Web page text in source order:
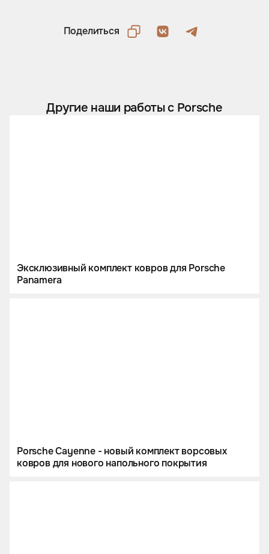
Поделиться
Другие наши работы с Porsche
Эксклюзивный комплект ковров для Porsche
Panamera
Porsche Cayenne - новый комплект ворсовых
ковров для нового напольного покрытия